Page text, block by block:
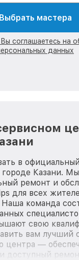
Выбрать мастера
соглашаетесь на
данных
в
Казани.
ремонт и
для всех
команда
свою
вам лучший
центра —
доступный